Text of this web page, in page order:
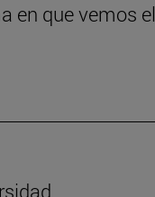
en que vemos el